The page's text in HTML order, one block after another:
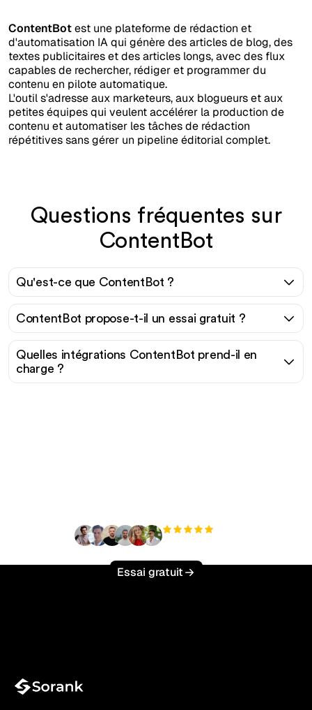
ContentBotest une plateforme de rédaction et
d'automatisation IA qui génère des articles de blog, des
textes publicitaires et des articles longs, avec des flux
capables de rechercher, rédiger et programmer du
contenu en pilote automatique.
L'outil s'adresse aux marketeurs, aux blogueurs et aux
petites équipes qui veulent accélérer la production de
contenu et automatiser les tâches de rédaction
répétitives sans gérer un pipeline éditorial complet.
Questions fréquentes sur
ContentBot
Qu'est-ce que ContentBot ?
ContentBot propose-t-il un essai gratuit ?
Quelles intégrations ContentBot prend-il en
charge ?
Essai gratuit